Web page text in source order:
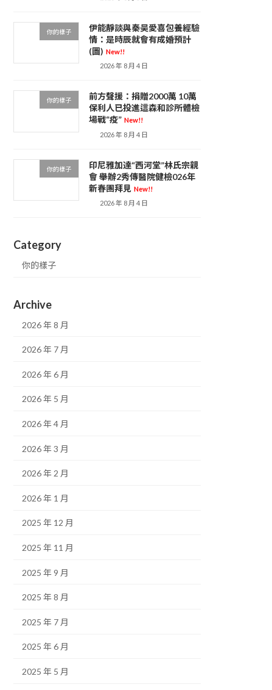
你的樣子
伊能靜談與秦昊愛喜包養經驗
情：是時辰就會有成婚預計
(圖) New!!
2026 年 8 月 4 日
你的樣子
前方聲援：捐贈2000萬 10萬
保利人已投進這森和診所體檢
場戰“疫” New!!
2026 年 8 月 4 日
你的樣子
印尼雅加達“西河堂”林氏宗親
會 舉辦2秀傳醫院健檢026年
新春團拜見 New!!
2026 年 8 月 4 日
Category
你的樣子
Archive
2026 年 8 月
2026 年 7 月
2026 年 6 月
2026 年 5 月
2026 年 4 月
2026 年 3 月
2026 年 2 月
2026 年 1 月
2025 年 12 月
2025 年 11 月
2025 年 9 月
2025 年 8 月
2025 年 7 月
2025 年 6 月
2025 年 5 月